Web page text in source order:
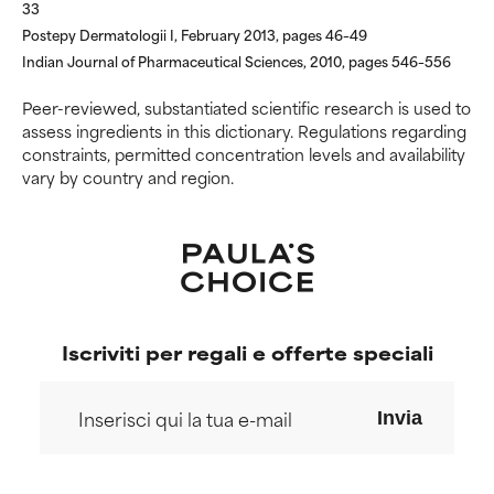
33
Postepy Dermatologii I, February 2013, pages 46–49
Indian Journal of Pharmaceutical Sciences, 2010, pages 546–556
Peer-reviewed, substantiated scientific research is used to
assess ingredients in this dictionary. Regulations regarding
constraints, permitted concentration levels and availability
vary by country and region.
NON CLASSIFICATO
Non abbiamo ancora assegnato
un voto a questo ingrediente
perché non abbiamo avuto
modo di esaminare la ricerca in
merito.
NON CLASSIFICATO
Non abbiamo ancora assegnato
un voto a questo ingrediente
perché non abbiamo avuto
modo di esaminare la ricerca in
merito.
Iscriviti per regali e offerte speciali
Invia